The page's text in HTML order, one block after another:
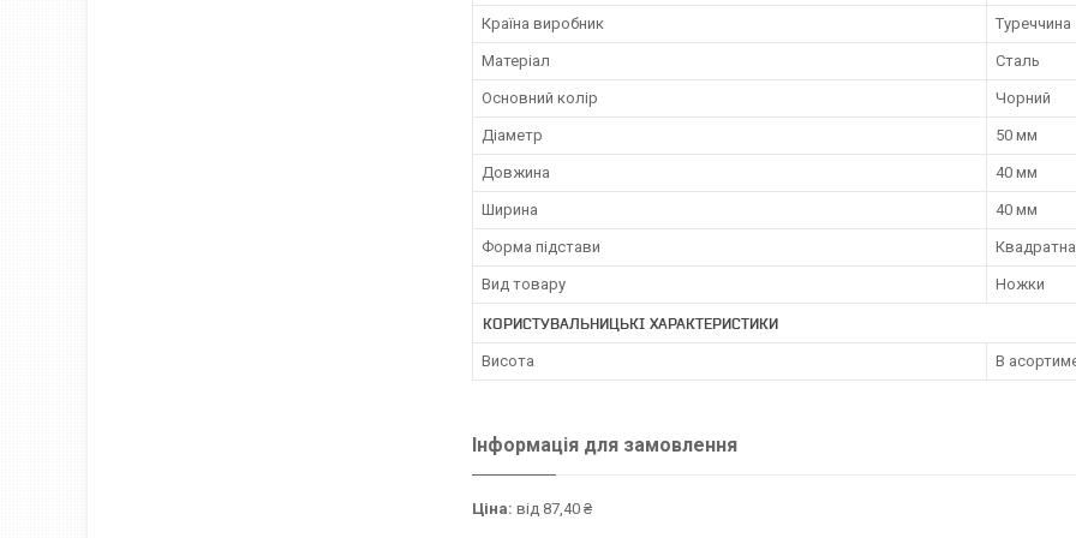
Країна виробник Туреччина
Матеріал Сталь
Основний колір Чорний
Діаметр 50 мм
Довжина 40 мм
Ширина 40 мм
Форма підстави Квадратна
Вид товару Ножки
КОРИСТУВАЛЬНИЦЬКІ ХАРАКТЕРИСТИКИ
Висота В
Інформація для замовлення
Ціна: від 87,40 ₴